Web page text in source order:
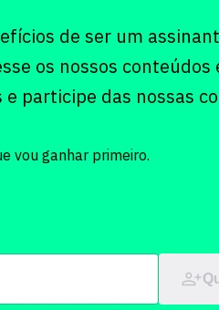
de ser um
os nossos conteúdos
participe das nossas
vou ganhar primeiro.